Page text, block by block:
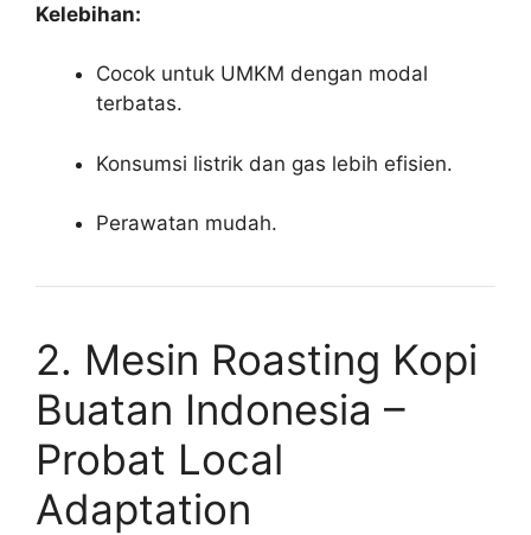
Kelebihan:
Cocok untuk UMKM dengan modal
terbatas.
Konsumsi listrik dan gas lebih efisien.
Perawatan mudah.
2. Mesin Roasting Kopi
Buatan Indonesia –
Probat Local
Adaptation